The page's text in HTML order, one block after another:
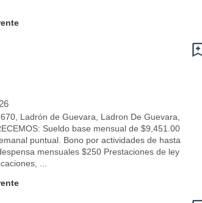
Ladrón de Guevara, Ladron De Guevara,
Sueldo base mensual de $9,451.00
puntual. Bono por actividades de hasta
mensuales $250 Prestaciones de ley
...